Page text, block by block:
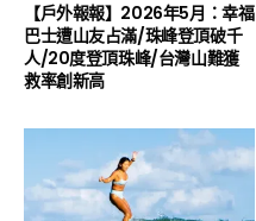
【戶外報報】2026年5月：幸福
巴士遭山友占滿/珠峰登頂破千
人/20度登頂珠峰/台灣山難獲
救率創新高